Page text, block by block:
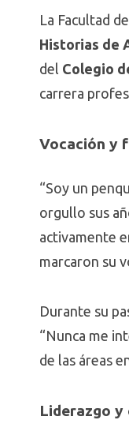
La Facultad
Historias de
del Colegio
carrera
Vocación y
“Soy un
orgullo sus
activamente
marcaron su
Durante su
“Nunca me
de las áreas
Liderazgo y